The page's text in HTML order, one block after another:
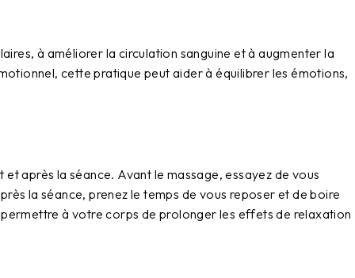
à améliorer la circulation sanguine et à augmenter la
cette pratique peut aider à équilibrer les émotions,
après la séance. Avant le massage, essayez de vous
la séance, prenez le temps de vous reposer et de boire
à votre corps de prolonger les effets de relaxation